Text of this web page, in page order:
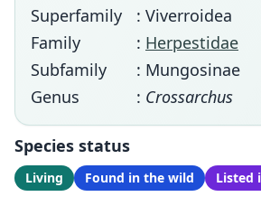
Superfamily
: Viverroidea
Family
: Herpestidae
Subfamily
: Mungosinae
Genus
: Crossarchus
Species status
Living Found in the wild Listed